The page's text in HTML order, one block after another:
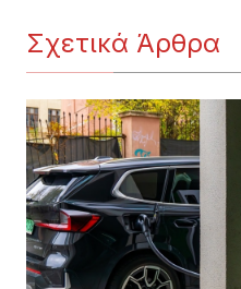
Σχετικά Άρθρα